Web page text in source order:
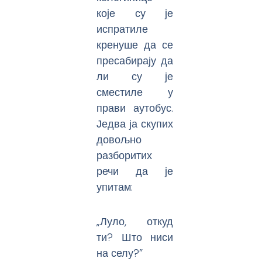
које су је
испратиле
кренуше да се
пресабирају да
ли су је
сместиле у
прави аутобус.
Једва ја скупих
довољно
разборитих
речи да је
упитам:
„Луло, откуд
ти? Што ниси
на селу?”